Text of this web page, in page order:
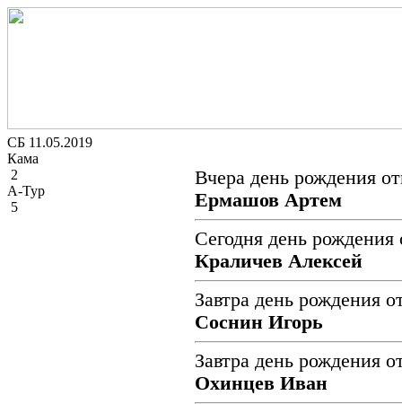
СБ 11.05.2019
Кама
2
А-Тур
5
Вчера день рождения
Ермашов Артем
Сегодня день рождения
Краличев Алексей
Завтра день рождения
Соснин Игорь
Завтра день рождения
Охинцев Иван